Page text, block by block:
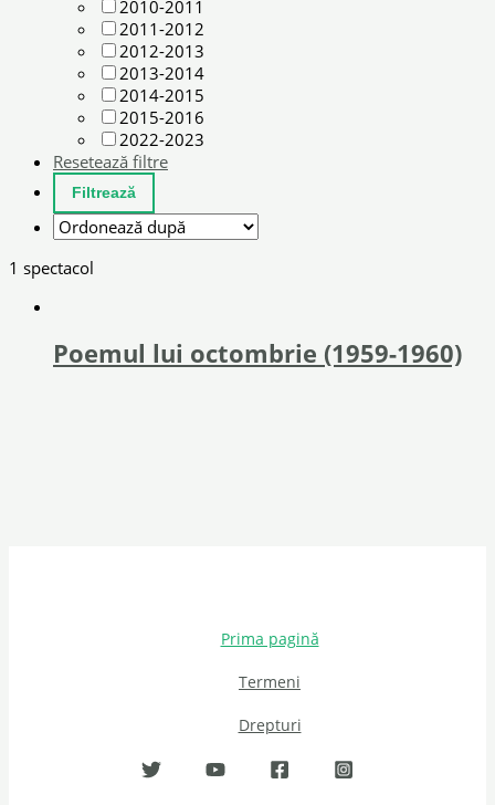
2010-2011
2011-2012
2012-2013
2013-2014
2014-2015
2015-2016
2022-2023
Resetează filtre
1 spectacol
Poemul lui octombrie (1959-1960)
Prima pagină
Termeni
Drepturi